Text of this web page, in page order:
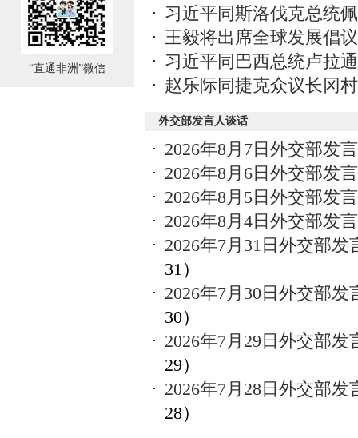
“直通非洲”微信
习近平同斯洛伐克总统
王毅将出席全球发展倡
习近平同巴西总统卢拉
赵乐际同捷克众议长冈
外交部发言人谈话
2026年8月7日外交部发
2026年8月6日外交部发
2026年8月5日外交部发
2026年8月4日外交部发
2026年7月31日外交部
31）
2026年7月30日外交部
30）
2026年7月29日外交部
29）
2026年7月28日外交部
28）